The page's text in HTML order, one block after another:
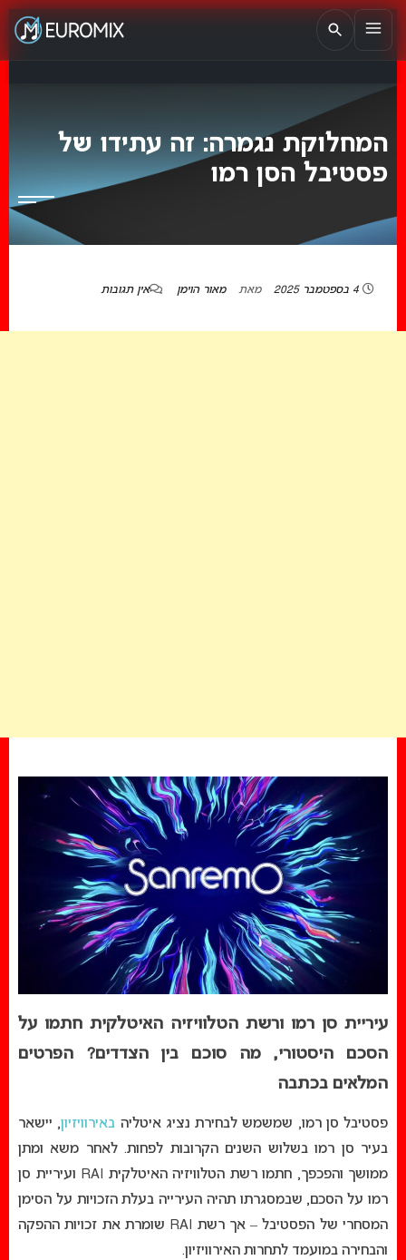
EUROMIX
אתר הבית של האירוויזיון בישראל
המחלוקת נגמרה: זה עתידו של
פסטיבל הסן רמו
מאת מאור הוימן אין תגובות
עיריית סן רמו ורשת הטלוויזיה האיטלקית חתמו על
הסכם היסטורי, מה סוכם בין הצדדים? הפרטים
המלאים בכתבה
פסטיבל סן רמו, שמשמש לבחירת נציג איטליה באירוויזיון, יישאר
בעיר סן רמו בשלוש השנים הקרובות לפחות. לאחר משא ומתן
ממושך והפכפך, חתמו רשת הטלוויזיה האיטלקית RAI ועיריית סן
רמו על הסכם, שבמסגרתו תהיה העירייה בעלת הזכויות על הסימן
המסחרי של הפסטיבל – אך רשת RAI שומרת את זכויות ההפקה
והבחירה במועמד לתחרות האירוויזיון.